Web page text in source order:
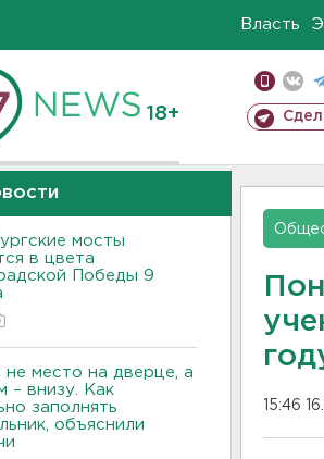
Власть
18+
мосты
в цвета
Победы 9
не место на дверце, а
– внизу. Как
заполнять
объяснили
15:46